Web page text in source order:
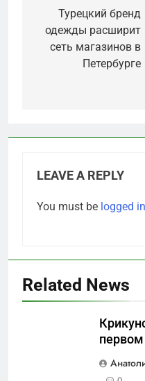
navigation
Турецкий бренд
одежды расширит
сеть магазинов в
Петербурге
LEAVE A REPLY
You must be logged in
Related News
первом
Что